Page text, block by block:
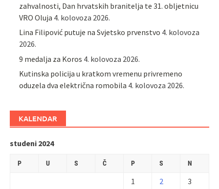
zahvalnosti, Dan hrvatskih branitelja te 31. obljetnicu
VRO Oluja 4. kolovoza 2026.
Lina Filipović putuje na Svjetsko prvenstvo 4. kolovoza
2026.
9 medalja za Koros 4. kolovoza 2026.
Kutinska policija u kratkom vremenu privremeno
oduzela dva električna romobila 4. kolovoza 2026.
KALENDAR
studeni 2024
P U S Č P S N
1 2
3